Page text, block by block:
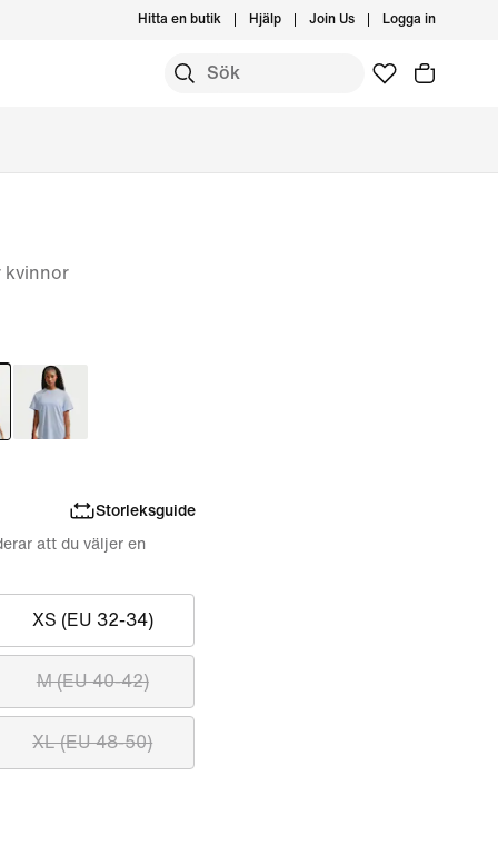
Hitta en butik Hjälp Join Us Logga in
kvinnor
Storleksguide
XS (EU 32-34)
M (EU 40-42)
XL (EU 48-50)
att du väljer en